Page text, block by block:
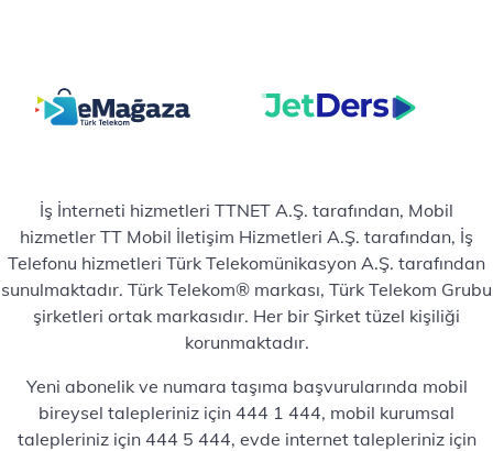
İş İnterneti hizmetleri TTNET A.Ş. tarafından, Mobil
hizmetler TT Mobil İletişim Hizmetleri A.Ş. tarafından, İş
Telefonu hizmetleri Türk Telekomünikasyon A.Ş. tarafından
sunulmaktadır. Türk Telekom® markası, Türk Telekom Grubu
şirketleri ortak markasıdır. Her bir Şirket tüzel kişiliği
korunmaktadır.
Yeni abonelik ve numara taşıma başvurularında mobil
bireysel talepleriniz için 444 1 444, mobil kurumsal
talepleriniz için 444 5 444, evde internet talepleriniz için